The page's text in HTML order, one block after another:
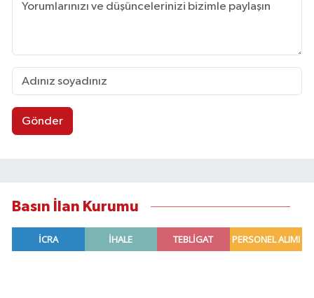
Gönder
Basın İlan Kurumu